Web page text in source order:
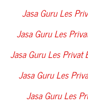
Jasa Guru Les
Jasa Guru Les
Jasa Guru Les Privat
Jasa Guru Les
Jasa Guru Les